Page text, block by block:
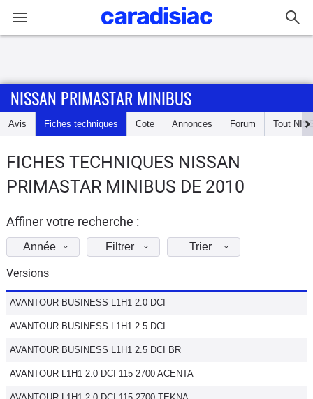
Accueil
Essais
d'achat
Electriques
Utilitaires
Flottes
Auto
Services
NISSAN PRIMASTAR MINIBUS
Avis Fiches techniques Cote Annonces Forum Tout
FICHES TECHNIQUES NISSAN
PRIMASTAR MINIBUS DE 2010
Affiner votre recherche :
Année Filtrer Trier
Versions
AVANTOUR BUSINESS L1H1 2.0 DCI
AVANTOUR BUSINESS L1H1 2.5 DCI
AVANTOUR BUSINESS L1H1 2.5 DCI BR
AVANTOUR L1H1 2.0 DCI 115 2700 ACENTA